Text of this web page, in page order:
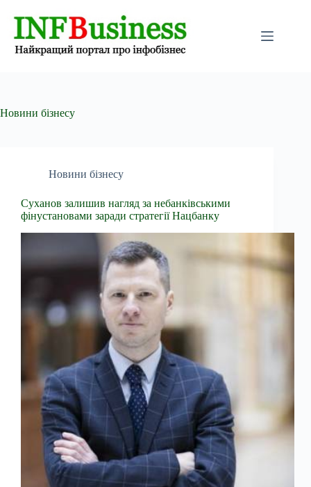
Новини бізнесу
Новини бізнесу
Суханов залишив нагляд за небанківськими
фінустановами заради стратегії Нацбанку